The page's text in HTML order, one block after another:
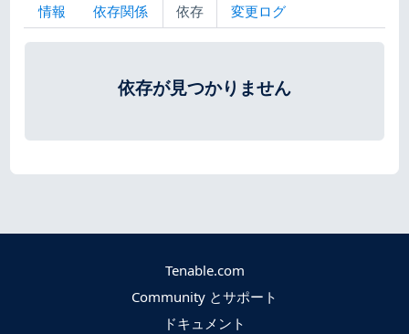
情報 依存関係 依存 変更ログ
依存が見つかりません
Tenable.com
Community とサポート
ドキュメント